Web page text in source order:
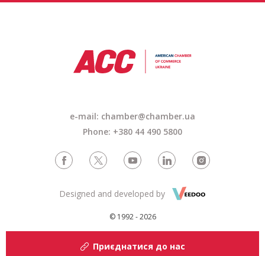
e-mail: chamber@chamber.ua
Phone: +380 44 490 5800
© 1992 - 2026
Designed and developed by
Приєднатися до нас